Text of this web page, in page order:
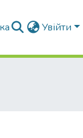
Увійти